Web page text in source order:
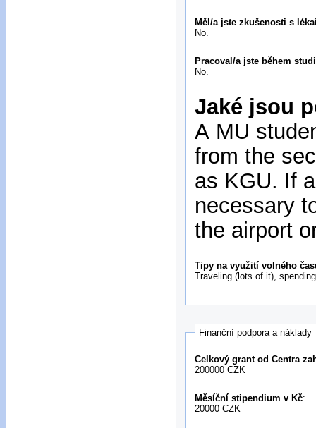
Měl/a jste zkušenosti s
No.
Pracoval/a jste během
No.
Jaké jsou
A MU
from the
as KGU. If
necessary
the airport
Tipy na využití volného
Traveling (lots of it),
Finanční podpora a náklady
Celkový grant od Centra
200000 CZK
Měsíční stipendium v Kč:
20000 CZK